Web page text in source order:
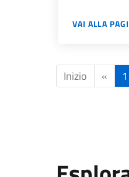
VAI ALLA
Inizio « 1